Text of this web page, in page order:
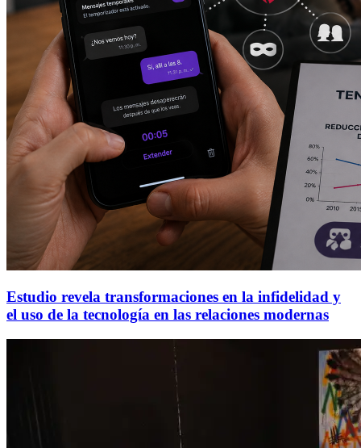
Estudio revela transformaciones en la infidelidad y
el uso de la tecnología en las relaciones modernas